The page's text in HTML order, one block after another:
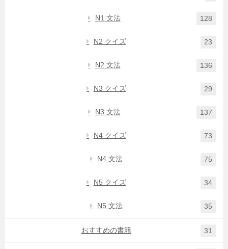
N1 文法 128
N2 クイズ 23
N2 文法 136
N3 クイズ 29
N3 文法 137
N4 クイズ 73
N4 文法 75
N5 クイズ 34
N5 文法 35
おすすめの書籍 31